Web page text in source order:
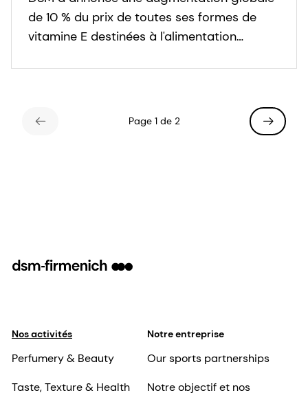
de 10 % du prix de toutes ses formes de
vitamine E destinées à l'alimentation
Page 1 de 2
Nos activités
Perfumery & Beauty
Taste, Texture & Health
Notre entreprise
Our sports partnerships
Notre objectif et nos